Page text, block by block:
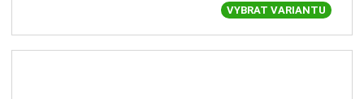
VYBRAT VARIANTU